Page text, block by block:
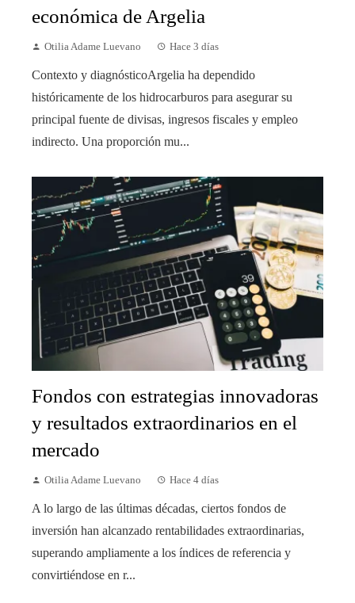
económica de Argelia
Otilia Adame Luevano Hace 3 días
Contexto y diagnósticoArgelia ha dependido
históricamente de los hidrocarburos para asegurar su
principal fuente de divisas, ingresos fiscales y empleo
indirecto. Una proporción mu...
Fondos con estrategias innovadoras
y resultados extraordinarios en el
mercado
Otilia Adame Luevano Hace 4 días
A lo largo de las últimas décadas, ciertos fondos de
inversión han alcanzado rentabilidades extraordinarias,
superando ampliamente a los índices de referencia y
convirtiéndose en r...